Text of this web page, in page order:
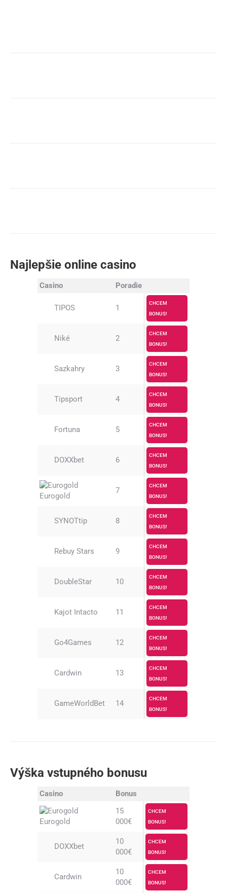
Najlepšie online casino
Casino Poradie
TIPOS 1
CHCEM
BONUS!
Niké 2
CHCEM
BONUS!
Sazkahry 3
CHCEM
BONUS!
Tipsport 4
CHCEM
BONUS!
Fortuna 5
CHCEM
BONUS!
DOXXbet 6
CHCEM
BONUS!
Eurogold
7
CHCEM
BONUS!
SYNOTtip 8
CHCEM
BONUS!
Rebuy Stars 9
CHCEM
BONUS!
DoubleStar 10
CHCEM
BONUS!
Kajot Intacto 11
CHCEM
BONUS!
Go4Games 12
CHCEM
BONUS!
Cardwin 13
CHCEM
BONUS!
GameWorldBet 14
CHCEM
BONUS!
Výška vstupného bonusu
Casino Bonus
Eurogold
15
000€
CHCEM
BONUS!
DOXXbet
10
000€
CHCEM
BONUS!
Cardwin
10
000€
CHCEM
BONUS!